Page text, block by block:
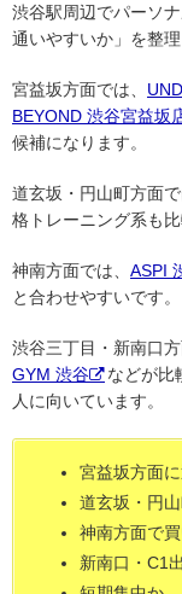
渋谷駅周辺でパーソ
通いやすいか」を整
宮益坂方面では、
BEYOND 渋谷宮益坂
候補になります。
道玄坂・円山町方面で
格トレーニング系も比
神南方面では、 ASPI
と合わせやすいです。
渋谷三丁目・新南口方
GYM 渋谷
などが比
人に向いています。
宮益坂方面
道玄坂・円
神南方面で
新南口・C1